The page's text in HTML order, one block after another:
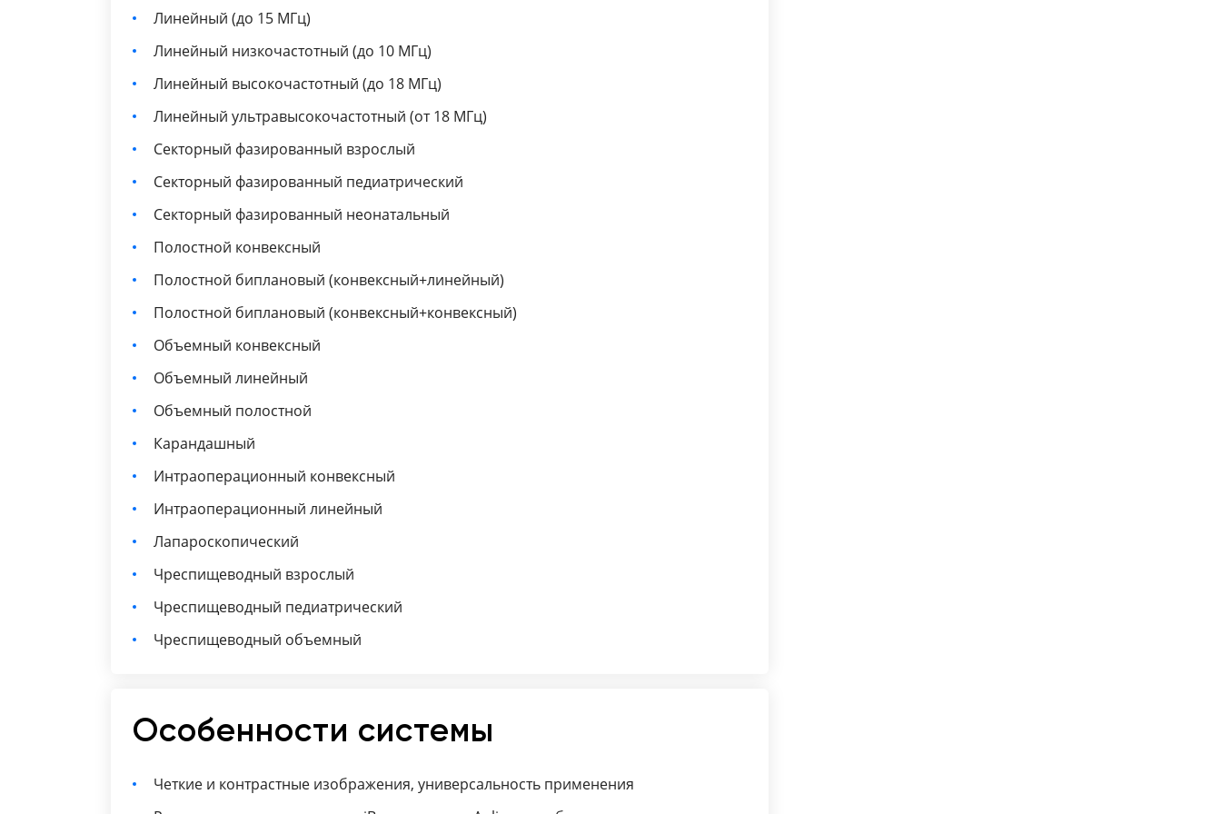
Линейный (до 15 МГц)
Линейный низкочастотный (до 10 МГц)
Линейный высокочастотный (до 18 МГц)
Линейный ультравысокочастотный (от 18 МГц)
Секторный фазированный взрослый
Секторный фазированный педиатрический
Секторный фазированный неонатальный
Полостной конвексный
Полостной биплановый (конвексный+линейный)
Полостной биплановый (конвексный+конвексный)
Объемный конвексный
Объемный линейный
Объемный полостной
Карандашный
Интраоперационный конвексный
Интраоперационный линейный
Лапароскопический
Чреспищеводный взрослый
Чреспищеводный педиатрический
Чреспищеводный объемный
Особенности системы
Четкие и контрастные изображения, универсальность применения